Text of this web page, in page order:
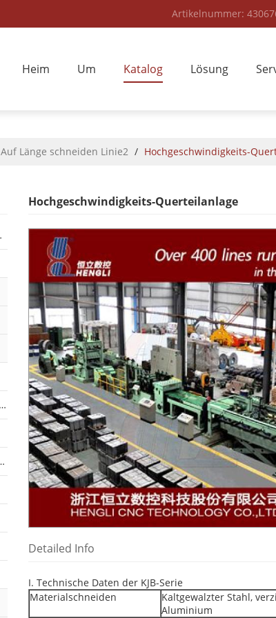
Artikelnummer:
Heim Um Katalog Lösung
Auf Länge schneiden Linie2 / Hochgeschwindigkeits-
Hochgeschwindigkeits-Querteilanlage
Detailed Info
I. Technische Daten der KJB-Serie
Materialschneiden
Kaltgewalzter Stahl,
Aluminium